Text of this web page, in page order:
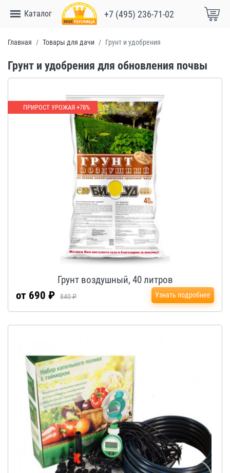
Каталог +7 (495) 236-71-02
Главная Товары для дачи Грунт и удобрения
Грунт и удобрения для обновления почвы
ПРИРОСТ УРОЖАЯ +78%
Грунт воздушный, 40 литров
от 690 ₽ 840 ₽ Узнать подробнее